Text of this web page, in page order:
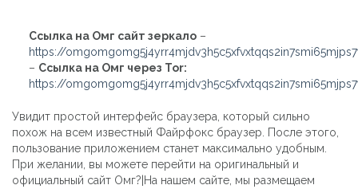
Ссылка на Омг сайт зеркало –
https://
– Ссылка на Омг через Tor:
https://
Увидит простой интерфейс браузера, который сильно
похож на всем известный Файрфокс браузер. После этого,
пользование приложением станет максимально удобным.
При желании, вы можете перейти на оригинальный и
официальный сайт Омг?|На нашем сайте, мы размещаем